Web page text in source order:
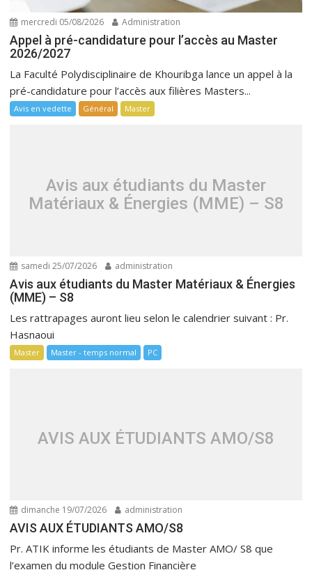
mercredi 05/08/2026 Administration
Appel à pré-candidature pour l’accès au Master
2026/2027
La Faculté Polydisciplinaire de Khouribga lance un appel à la
pré-candidature pour l’accès aux filières Masters...
Avis en vedette Général Master
Avis aux étudiants du Master
Matériaux & Énergies (MME) – S8
samedi 25/07/2026 administration
Avis aux étudiants du Master Matériaux & Énergies
(MME) – S8
Les rattrapages auront lieu selon le calendrier suivant : Pr.
Hasnaoui
Master Master - temps normal PC
AVIS AUX ÉTUDIANTS AMO/S8
dimanche 19/07/2026 administration
AVIS AUX ÉTUDIANTS AMO/S8
Pr. ATIK informe les étudiants de Master AMO/ S8 que
l’examen du module Gestion Financière